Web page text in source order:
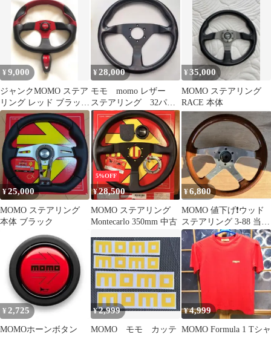
ー用品
ング 本体
¥9,000
ジャンクMOMO ステア
リング レッド ブラック
本体
¥28,000
モモ momo レザー
ステアリング 32パ
イ ヴェローチェ 希
少 32cm
¥35,000
MOMO ステアリング
RACE 本体
¥25,000
MOMO ステアリング
本体 ブラック
5%OFF
¥28,500
MOMO ステアリング
Montecarlo 350mm 中古
¥6,800
MOMO 値下げ❗️ウッド
ステアリング 3-88 当時
物
¥ 2,725
MOMOホーンボタン
¥2,999
MOMO モモ カッテ
¥4,999
MOMO Formula 1 Tシャ